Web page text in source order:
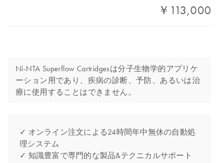
￥113,000
Ni-NTA Superflow Cartridgesは分子生物学的アプリケ
ーション用であり、疾病の診断、予防、あるいは治
療に使用することはできません。
✓ オンライン注文による24時間年中無休の自動処
理システム
✓ 知識豊富で専門的な製品&テクニカルサポート